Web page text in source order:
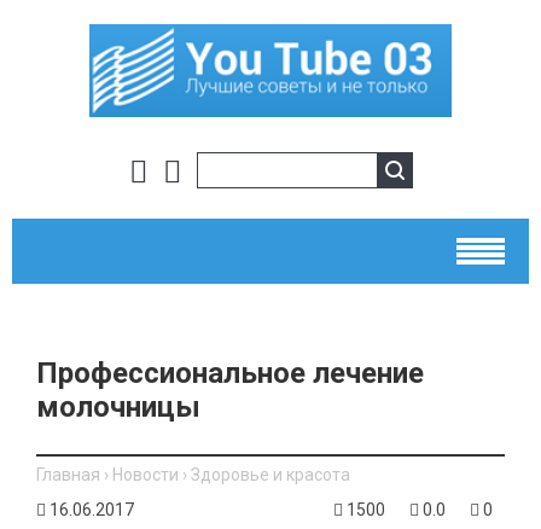
Профессиональное лечение
молочницы
Главная › Новости › Здоровье и красота
16.06.2017
1500 0.0 0